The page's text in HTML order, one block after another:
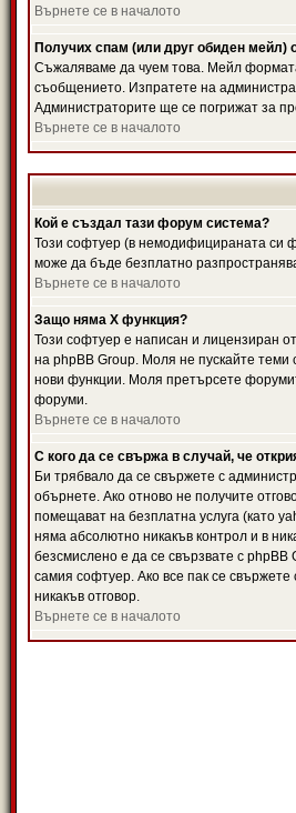
Върнете се в началото
Получих спам (или друг обиден мейл)
Съжаляваме да чуем това. Мейл
съобщението. Изпратете на
Администраторите ще се погрижат за
Върнете се в началото
Кой е създал тази форум система?
Този софтуер (в немодифицираната си
може да бъде безплатно
Върнете се в началото
Защо няма X функция?
Този софтуер е написан и лицензиран
на phpBB Group. Моля не пускайте теми
нови функции. Моля претърсете
форуми.
Върнете се в началото
С кого да се свържа в случай, че
Би трябвало да се свържете с
обърнете. Ако отново не получите
помещават на безплатна услуга (като
няма абсолютно никакъв контрол и в
безсмислено е да се свързвате с phpBB
самия софтуер. Ако все пак се
никакъв отговор.
Върнете се в началото